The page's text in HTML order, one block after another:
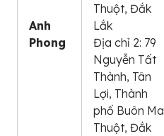
Anh
Phong
Thuột, Đắk
Lắk
Địa chỉ 2: 79
Nguyễn Tất
Thành, Tân
Lợi, Thành
phố Buôn Ma
Thuột, Đắk